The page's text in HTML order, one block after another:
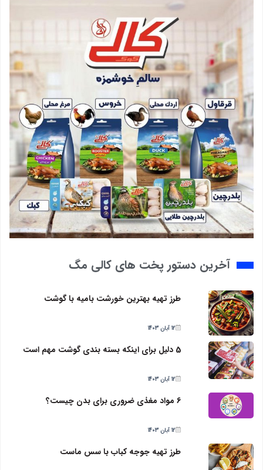
آخرین دستور پخت های کالی مگ
طرز تهیه بهترین خورشت بامیه با گوشت
12 آبان 1403
5 دلیل برای اینکه بسته بندی گوشت مهم است
12 آبان 1403
6 مواد مغذی ضروری برای بدن چیست؟
12 آبان 1403
طرز تهیه جوجه کباب با سس ماست